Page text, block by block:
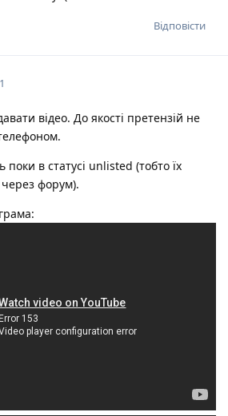
Відповісти
відео. До якості претензій не
поки в статусі unlisted (тобто їх
форум).